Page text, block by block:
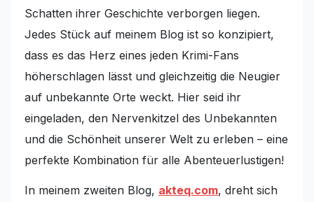
Schatten ihrer Geschichte verborgen liegen.
Jedes Stück auf meinem Blog ist so konzipiert,
dass es das Herz eines jeden Krimi-Fans
höherschlagen lässt und gleichzeitig die Neugier
auf unbekannte Orte weckt. Hier seid ihr
eingeladen, den Nervenkitzel des Unbekannten
und die Schönheit unserer Welt zu erleben – eine
perfekte Kombination für alle Abenteuerlustigen!
In meinem zweiten Blog, akteq.com, dreht sich